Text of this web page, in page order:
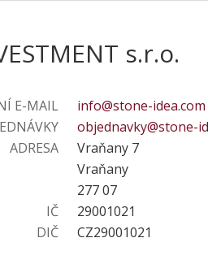
s.r.o.
E-MAIL
info@stone-idea.com
objednavky@stone-
ADRESA
Vraňany 7
Vraňany
277 07
IČ
29001021
DIČ
CZ29001021